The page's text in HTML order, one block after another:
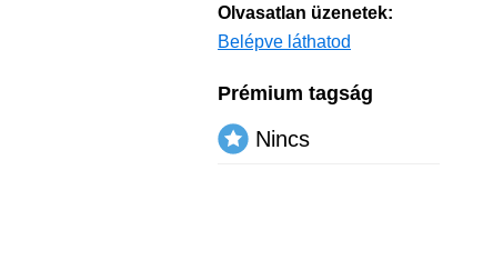
Olvasatlan üzenetek:
Belépve láthatod
Prémium tagság
Nincs